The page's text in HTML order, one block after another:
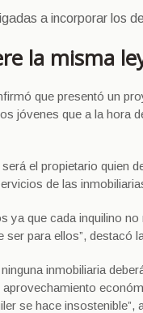
a incorporar los
la misma
que presentó un
jóvenes que a la hora
el propietario quien
de las
ya que cada inquilino
para ellos”, destacó
inmobiliaria
aprovechamiento
se hace insostenible”,